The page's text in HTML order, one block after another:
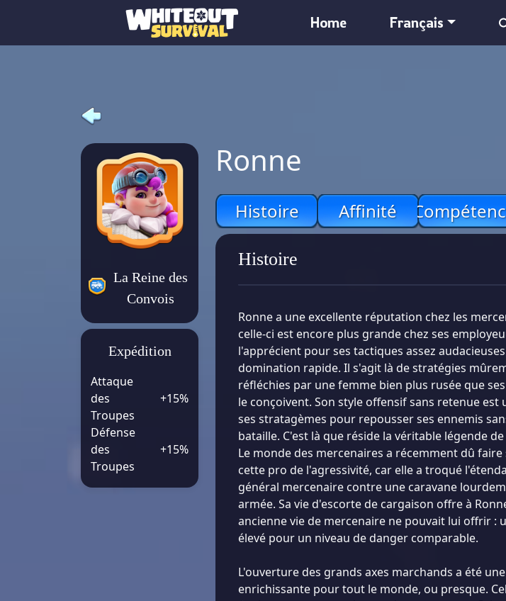
Home Français
La Reine des
Convois
Expédition
Attaque
des
Troupes
+15%
Défense
des
Troupes
+15%
Ronne
Histoire Affinité
Histoire
Ronne a une excellente réputation chez les
celle-ci est encore plus grande chez ses
l'apprécient pour ses tactiques assez
domination rapide. Il s'agit là de stratégies
réfléchies par une femme bien plus rusée que
le conçoivent. Son style offensif sans retenue est
ses stratagèmes pour repousser ses ennemis
bataille. C'est là que réside la véritable légende de
Le monde des mercenaires a récemment dû faire
cette pro de l'agressivité, car elle a troqué
général mercenaire contre une caravane
armée. Sa vie d'escorte de cargaison offre à
ancienne vie de mercenaire ne pouvait lui offrir :
élevé pour un niveau de danger comparable.
L'ouverture des grands axes marchands a été
enrichissante pour tout le monde, ou presque.